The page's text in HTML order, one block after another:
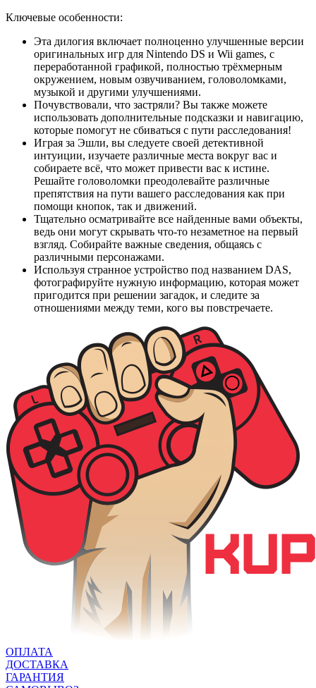
Ключевые особенности:
Эта дилогия включает полноценно улучшенные версии
оригинальных игр для Nintendo DS и Wii games, с
переработанной графикой, полностью трёхмерным
окружением, новым озвучиванием, головоломками,
музыкой и другими улучшениями.
Почувствовали, что застряли? Вы также можете
использовать дополнительные подсказки и навигацию,
которые помогут не сбиваться с пути расследования!
Играя за Эшли, вы следуете своей детективной
интуиции, изучаете различные места вокруг вас и
собираете всё, что может привести вас к истине.
Решайте головоломки преодолевайте различные
препятствия на пути вашего расследования как при
помощи кнопок, так и движений.
Тщательно осматривайте все найденные вами объекты,
ведь они могут скрывать что-то незаметное на первый
взгляд. Собирайте важные сведения, общаясь с
различными персонажами.
Используя странное устройство под названием DAS,
фотографируйте нужную информацию, которая может
пригодится при решении загадок, и следите за
отношениями между теми, кого вы повстречаете.
ОПЛАТА
ДОСТАВКА
ГАРАНТИЯ